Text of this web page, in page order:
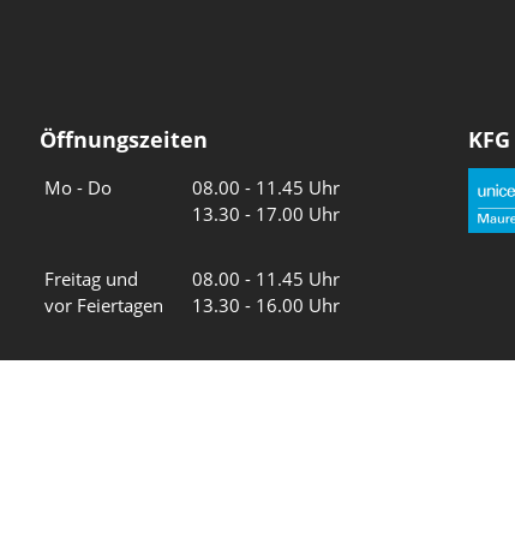
Öffnungszeiten
Mo - Do
08.00 - 11.45 Uhr
13.30 - 17.00 Uhr
Freitag und
vor Feiertagen
08.00 - 11.45 Uhr
13.30 - 16.00 Uhr